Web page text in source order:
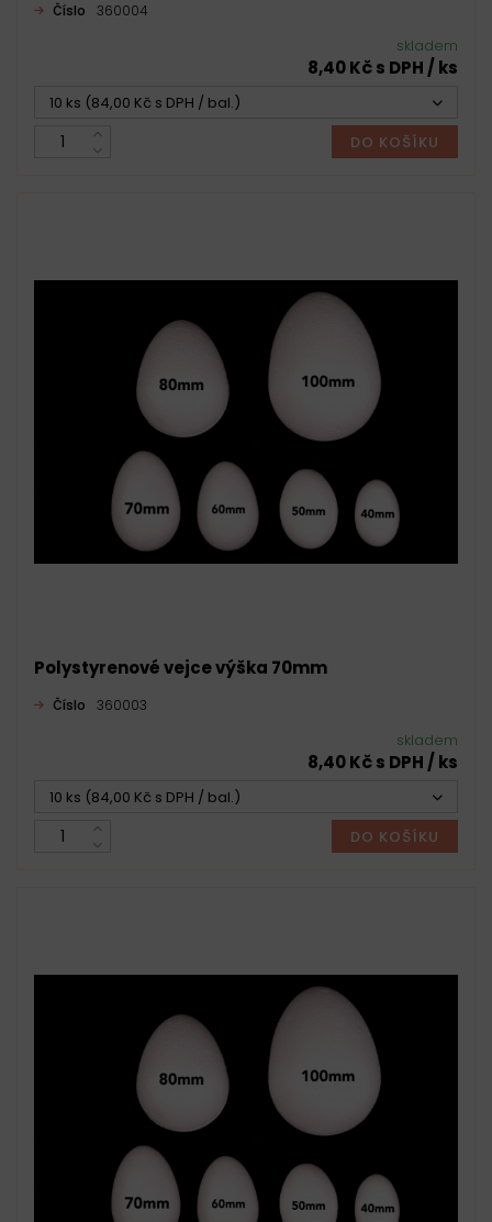
Číslo 360004
skladem
8,40 Kč s DPH / ks
10 ks (84,00 Kč s DPH / bal.)
DO KOŠÍKU
Polystyrenové vejce výška 70mm
Číslo 360003
skladem
8,40 Kč s DPH / ks
10 ks (84,00 Kč s DPH / bal.)
DO KOŠÍKU